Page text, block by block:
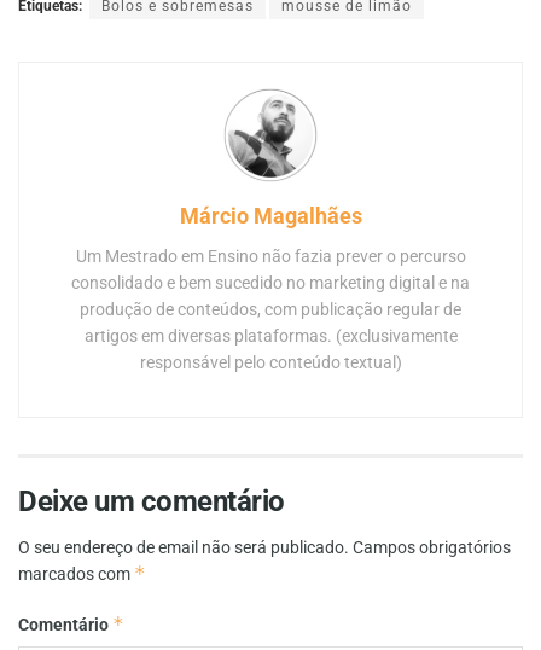
Etiquetas: Bolos e sobremesas mousse de limão
Márcio Magalhães
Um Mestrado em Ensino não fazia prever o percurso
consolidado e bem sucedido no marketing digital e na
produção de conteúdos, com publicação regular de
artigos em diversas plataformas. (exclusivamente
responsável pelo conteúdo textual)
Deixe um comentário
O seu endereço de email não será publicado. Campos obrigatórios
marcados com *
Comentário *